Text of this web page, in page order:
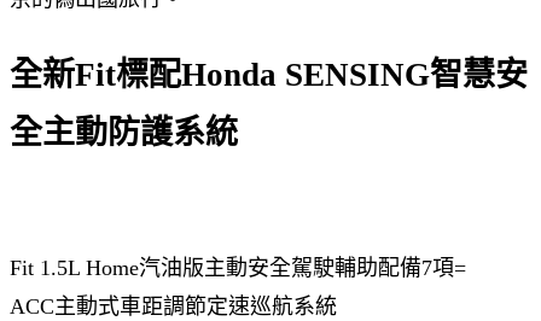
全新Fit標配Honda SENSING智慧安
全主動防護系統
Fit 1.5L Home汽油版主動安全駕駛輔助配備7項=
ACC主動式車距調節定速巡航系統